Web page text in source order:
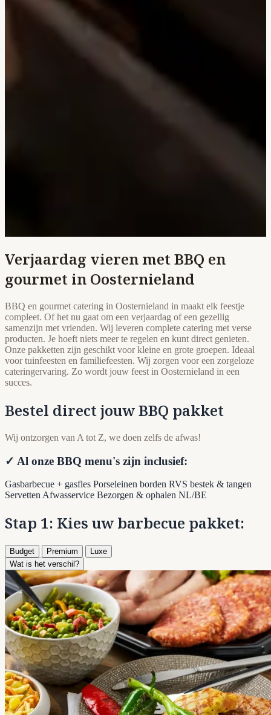
Verjaardag vieren met BBQ en
gourmet in Oosternieland
BBQ en gourmet catering in Oosternieland in maakt elk feestje
compleet. Of het nu gaat om een verjaardag of een gezellig
samenzijn met vrienden. Wij leveren complete catering met verse
producten. Je hoeft niets meer te regelen en kunt direct genieten.
Onze pakketten zijn geschikt voor kleine en grote groepen. Ideaal
voor tuinfeesten en familiefeesten. Wij zorgen voor een zorgeloze
cateringervaring. Zo wordt jouw feest in Oosternieland in een
succes.
Bestel direct jouw BBQ pakket
Wij ontzorgen van A tot Z, we doen zelfs de afwas!
✓ Al onze BBQ menu's zijn inclusief:
Gasbarbecue + gasfles Porseleinen borden RVS bestek & tangen
Servetten Afwasservice Bezorgen & ophalen NL/BE
Stap 1: Kies uw barbecue pakket:
Budget Premium
Luxe
Wat is het verschil?